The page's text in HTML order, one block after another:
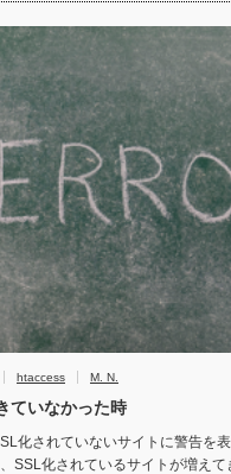
htaccess M. N.
ていなかった時
化されていないサイトに警告を
SSL化されているサイトが増えて